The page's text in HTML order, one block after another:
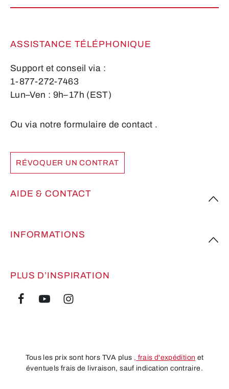
obligatoires.
ASSISTANCE TÉLÉPHONIQUE
Support et conseil via :
1-877-272-7463
Lun–Ven : 9h–17h (EST)
Ou via notre formulaire de contact .
RÉVOQUER UN CONTRAT
AIDE & CONTACT
INFORMATIONS
PLUS D’INSPIRATION
Tous les prix sont hors TVA plus , frais d'expédition et
éventuels frais de livraison, sauf indication contraire.